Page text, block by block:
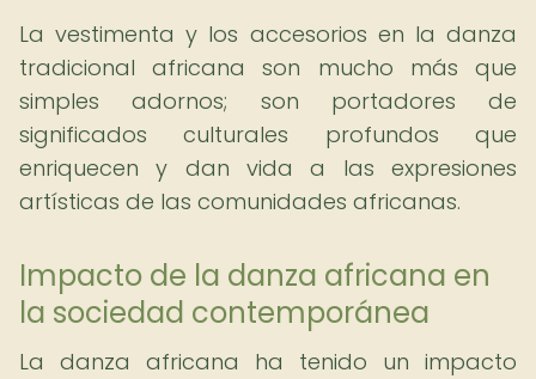
La vestimenta y los accesorios en la danza
tradicional africana son mucho más que
simples adornos; son portadores de
significados culturales profundos que
enriquecen y dan vida a las expresiones
artísticas de las comunidades africanas.
Impacto de la danza africana en
la sociedad contemporánea
La danza africana ha tenido un impacto